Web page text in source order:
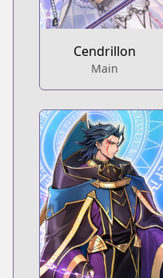
Cendrillon
Main